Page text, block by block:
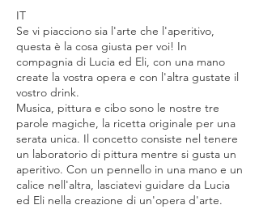
IT
Se vi piacciono sia l'arte che l'aperitivo,
questa è la cosa giusta per voi! In
compagnia di Lucia ed Eli, con una mano
create la vostra opera e con l'altra gustate il
vostro drink.
Musica, pittura e cibo sono le nostre tre
parole magiche, la ricetta originale per una
serata unica. Il concetto consiste nel tenere
un laboratorio di pittura mentre si gusta un
aperitivo. Con un pennello in una mano e un
calice nell'altra, lasciatevi guidare da Lucia
ed Eli nella creazione di un'opera d'arte.